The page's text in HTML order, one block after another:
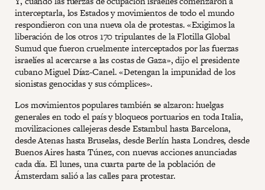
interceptarla, los Estados y movimientos de todo el mundo
respondieron con una nueva ola de protestas. «Exigimos la
liberación de los otros 170 tripulantes de la Flotilla Global
Sumud que fueron cruelmente interceptados por las fuerzas
israelíes al acercarse a las costas de Gaza», dijo el presidente
cubano Miguel Díaz-Canel. «Detengan la impunidad de los
sionistas genocidas y sus cómplices».
Los movimientos populares también se alzaron: huelgas
generales en todo el país y bloqueos portuarios en toda Italia,
movilizaciones callejeras desde Estambul hasta Barcelona,
desde Atenas hasta Bruselas, desde Berlín hasta Londres, desde
Buenos Aires hasta Túnez, con nuevas acciones anunciadas
cada día. El lunes, una cuarta parte de la población de
Ámsterdam salió a las calles para protestar.